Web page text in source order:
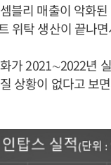
블리 매출이 악화
위탁 생산이 끝나
가 2021∼2022년
상황이 없다고 보